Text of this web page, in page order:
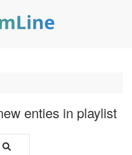
enties in playlist